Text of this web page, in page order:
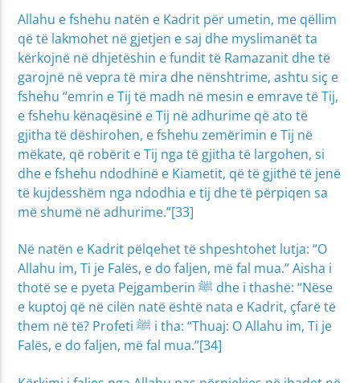
Allahu e fshehu natën e Kadrit për umetin, me qëllim
që të lakmohet në gjetjen e saj dhe myslimanët ta
kërkojnë në dhjetëshin e fundit të Ramazanit dhe të
garojnë në vepra të mira dhe nënshtrime, ashtu siç e
fshehu “emrin e Tij të madh në mesin e emrave të Tij,
e fshehu kënaqësinë e Tij në adhurime që ato të
gjitha të dëshirohen, e fshehu zemërimin e Tij në
mëkate, që robërit e Tij nga të gjitha të largohen, si
dhe e fshehu ndodhinë e Kiametit, që të gjithë të jenë
të kujdesshëm nga ndodhia e tij dhe të përpiqen sa
më shumë në adhurime.”[33]
Në natën e Kadrit pëlqehet të shpeshtohet lutja: “O
Allahu im, Ti je Falës, e do faljen, më fal mua.” Aisha i
thotë se e pyeta Pejgamberin ﷺ dhe i thashë: “Nëse
e kuptoj që në cilën natë është nata e Kadrit, çfarë të
them në të? Profeti ﷺ i tha: “Thuaj: O Allahu im, Ti je
Falës, e do faljen, më fal mua.”[34]